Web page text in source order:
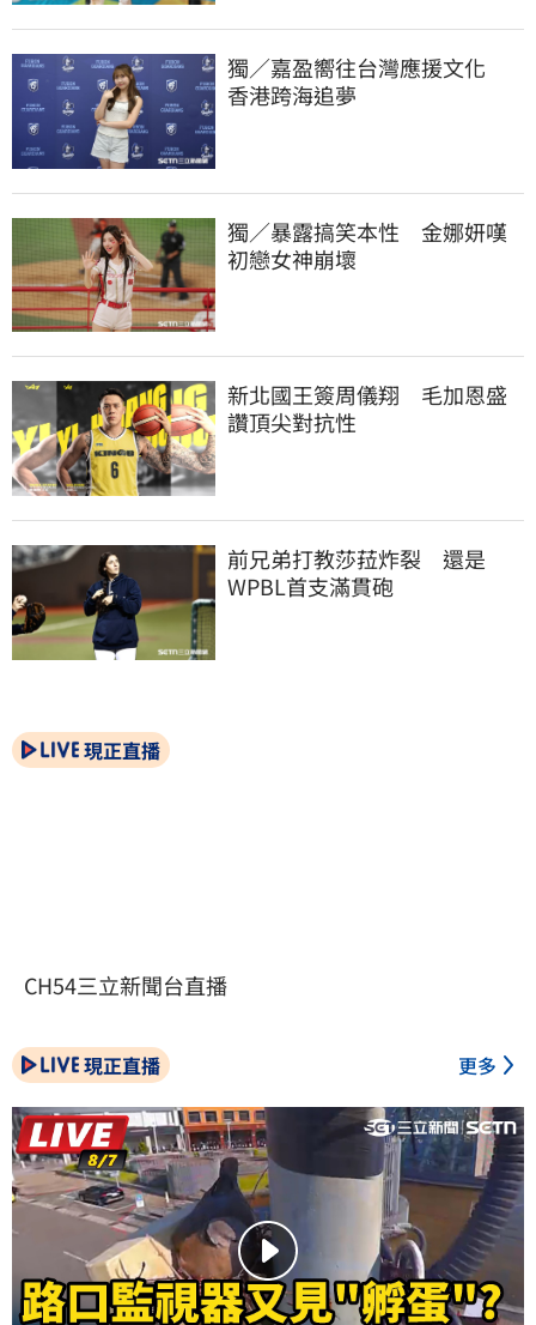
獨／嘉盈嚮往台灣應援文化
香港跨海追夢
獨／暴露搞笑本性　金娜妍嘆
初戀女神崩壞
新北國王簽周儀翔　毛加恩盛
讚頂尖對抗性
前兄弟打教莎菈炸裂　還是
WPBL首支滿貫砲
現正直播
CH54三立新聞台直播
現正直播 更多